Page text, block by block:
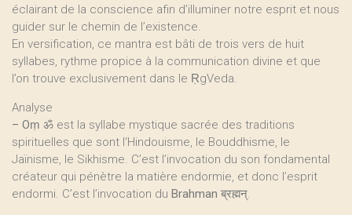
éclairant de la conscience afin d’illuminer notre esprit et nous
guider sur le chemin de l’existence.
En versification, ce mantra est bâti de trois vers de huit
syllabes, rythme propice à la communication divine et que
l’on trouve exclusivement dans le ṚgVeda.
Analyse
– Oṃ ॐ est la syllabe mystique sacrée des traditions
spirituelles que sont l‘Hindouisme, le Bouddhisme, le
Jaïnisme, le Sikhisme. C’est l’invocation du son fondamental
créateur qui pénètre la matière endormie, et donc l’esprit
endormi. C’est l’invocation du Brahman ब्रह्मन्.